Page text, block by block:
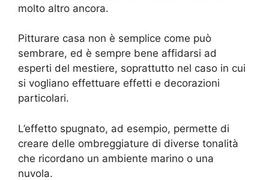
molto altro ancora.
Pitturare casa non è semplice come può
sembrare, ed è sempre bene affidarsi ad
esperti del mestiere, soprattutto nel caso in cui
si vogliano effettuare effetti e decorazioni
particolari.
L’effetto spugnato, ad esempio, permette di
creare delle ombreggiature di diverse tonalità
che ricordano un ambiente marino o una
nuvola.